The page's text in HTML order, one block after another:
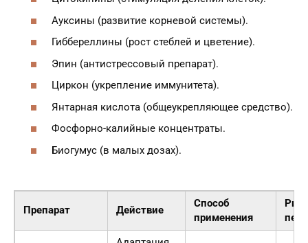
Ауксины (развитие корневой системы).
Гиббереллины (рост стеблей и цветение).
Эпин (антистрессовый препарат).
Циркон (укрепление иммунитета).
Янтарная кислота (общеукрепляющее средство).
Фосфорно-калийные концентраты.
Биогумус (в малых дозах).
Препарат Действие
Способ
применения